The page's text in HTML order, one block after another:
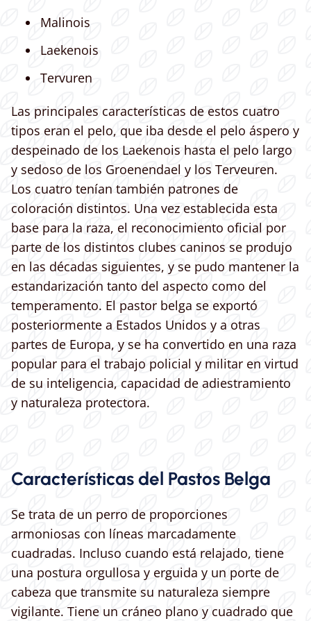
Malinois
Laekenois
Tervuren
Las principales características de estos cuatro
tipos eran el pelo, que iba desde el pelo áspero y
despeinado de los Laekenois hasta el pelo largo
y sedoso de los Groenendael y los Terveuren.
Los cuatro tenían también patrones de
coloración distintos. Una vez establecida esta
base para la raza, el reconocimiento oficial por
parte de los distintos clubes caninos se produjo
en las décadas siguientes, y se pudo mantener la
estandarización tanto del aspecto como del
temperamento. El pastor belga se exportó
posteriormente a Estados Unidos y a otras
partes de Europa, y se ha convertido en una raza
popular para el trabajo policial y militar en virtud
de su inteligencia, capacidad de adiestramiento
y naturaleza protectora.
Características del Pastos Belga
Se trata de un perro de proporciones
armoniosas con líneas marcadamente
cuadradas. Incluso cuando está relajado, tiene
una postura orgullosa y erguida y un porte de
cabeza que transmite su naturaleza siempre
vigilante. Tiene un cráneo plano y cuadrado que